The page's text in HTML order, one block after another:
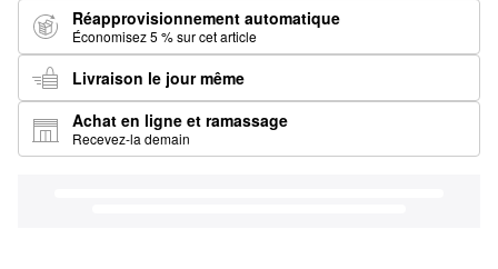
Réapprovisionnement automatique
Économisez 5 % sur cet article
Livraison le jour même
Achat en ligne et ramassage
Recevez-la demain